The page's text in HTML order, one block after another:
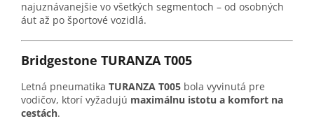
najuznávanejšie vo všetkých segmentoch – od osobných
áut až po športové vozidlá.
Bridgestone TURANZA T005
Letná pneumatika TURANZA T005 bola vyvinutá pre
vodičov, ktorí vyžadujú maximálnu istotu a komfort na
cestách.